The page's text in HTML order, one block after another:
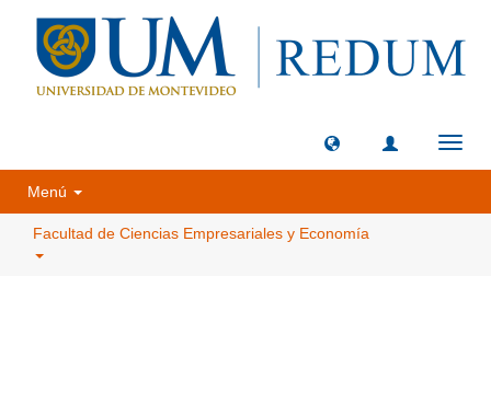
Menú
Facultad de Ciencias Empresariales y Economía